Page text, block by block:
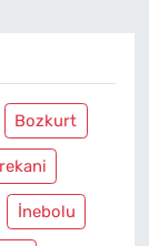
Bozkurt
İnebolu